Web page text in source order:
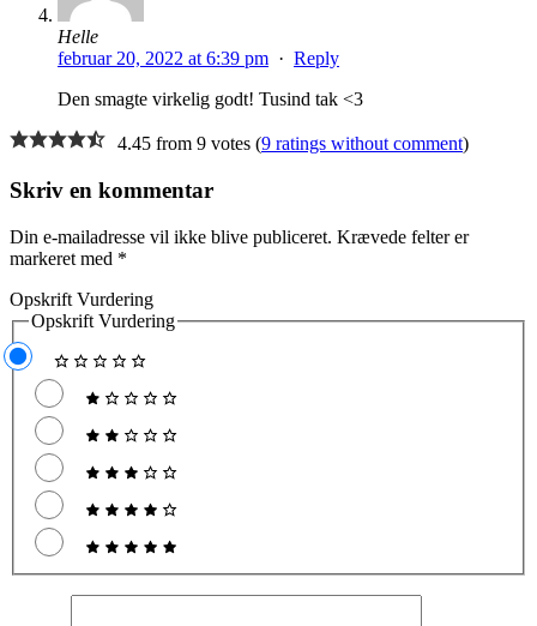
Helle
februar 20, 2022 at 6:39 pm · Reply
Den smagte virkelig godt! Tusind tak <3
4.45 from 9 votes (9 ratings without comment)
Skriv en kommentar
Din e-mailadresse vil ikke blive publiceret. Krævede felter er
markeret med *
Opskrift Vurdering
Opskrift Vurdering